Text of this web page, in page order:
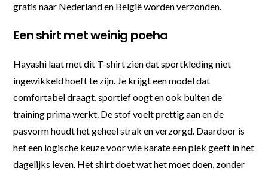
gratis naar Nederland en België worden verzonden.
Een shirt met weinig poeha
Hayashi laat met dit T-shirt zien dat sportkleding niet
ingewikkeld hoeft te zijn. Je krijgt een model dat
comfortabel draagt, sportief oogt en ook buiten de
training prima werkt. De stof voelt prettig aan en de
pasvorm houdt het geheel strak en verzorgd. Daardoor is
het een logische keuze voor wie karate een plek geeft in het
dagelijks leven. Het shirt doet wat het moet doen, zonder